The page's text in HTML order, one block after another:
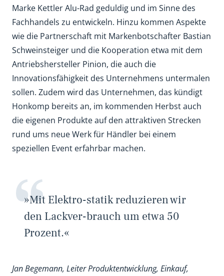
Marke Kettler Alu-Rad geduldig und im Sinne des
Fachhandels zu entwickeln. Hinzu kommen Aspekte
wie die Partnerschaft mit Markenbotschafter Bastian
Schweinsteiger und die Kooperation etwa mit dem
Antriebshersteller Pinion, die auch die
Innovationsfähigkeit des Unternehmens untermalen
sollen. Zudem wird das Unternehmen, das kündigt
Honkomp bereits an, im kommenden Herbst auch
die eigenen Produkte auf den attraktiven Strecken
rund ums neue Werk für Händler bei einem
speziellen Event erfahrbar machen.
»Mit Elektro-statik reduzieren wir
den Lackver-brauch um etwa 50
Prozent.«
Jan Begemann, Leiter Produktentwicklung, Einkauf,